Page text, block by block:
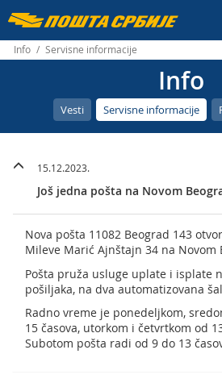
Пошта
Србије
д.о.о.
Info / Servisne informacije
Info
Vesti Servisne informacije
15.12.2023.
Još jedna pošta na Novom
Nova pošta 11082 Beograd 143
Mileve Marić Ajnštajn 34 na Novom
Pošta pruža usluge uplate i isplate
pošiljaka, na dva automatizovana
Radno vreme je ponedeljkom,
15 časova, utorkom i četvrtkom od
Subotom pošta radi od 9 do 13